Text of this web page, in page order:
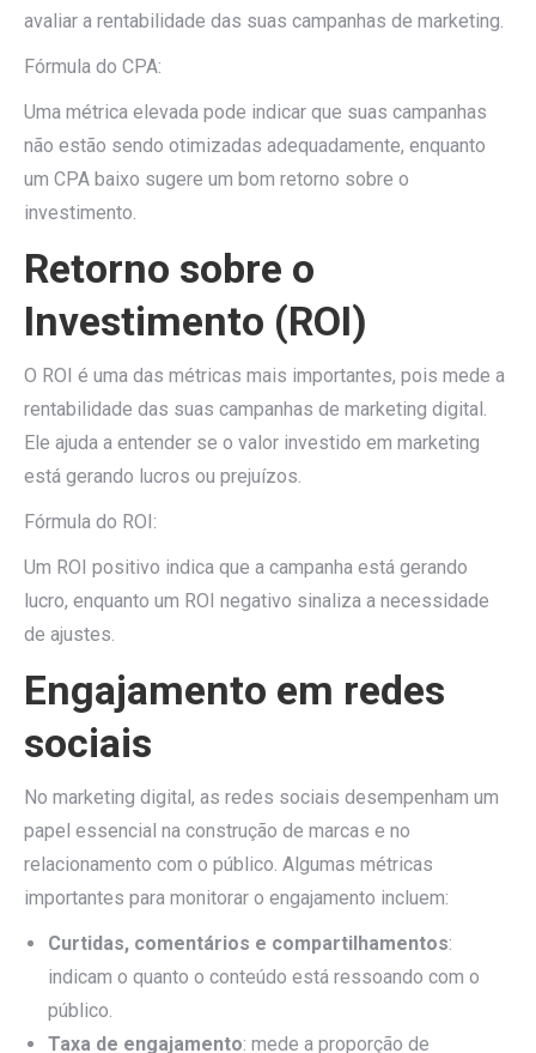
avaliar a rentabilidade das suas campanhas de marketing.
Fórmula do CPA:
Uma métrica elevada pode indicar que suas campanhas
não estão sendo otimizadas adequadamente, enquanto
um CPA baixo sugere um bom retorno sobre o
investimento.
Retorno sobre o
Investimento (ROI)
O ROI é uma das métricas mais importantes, pois mede a
rentabilidade das suas campanhas de marketing digital.
Ele ajuda a entender se o valor investido em marketing
está gerando lucros ou prejuízos.
Fórmula do ROI:
Um ROI positivo indica que a campanha está gerando
lucro, enquanto um ROI negativo sinaliza a necessidade
de ajustes.
Engajamento em redes
sociais
No marketing digital, as redes sociais desempenham um
papel essencial na construção de marcas e no
relacionamento com o público. Algumas métricas
importantes para monitorar o engajamento incluem:
Curtidas, comentários e compartilhamentos:
indicam o quanto o conteúdo está ressoando com o
público.
Taxa de engajamento: mede a proporção de